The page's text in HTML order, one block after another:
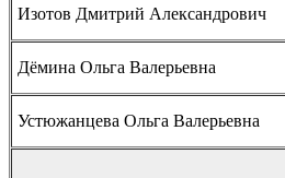
Изотов Дмитрий Александрович
Дёмина Ольга Валерьевна
Устюжанцева Ольга Валерьевна